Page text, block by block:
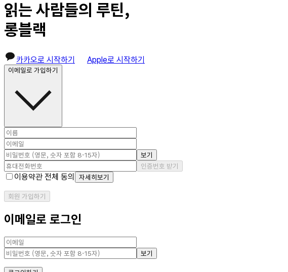
읽는 사람들의 루틴,
롱블랙
카카오로 시작하기 Apple로 시작하기
이메일로 가입하기
보기
인증번호 받기
이용약관 전체 동의 자세히보기
회원 가입하기
이메일로 로그인
보기